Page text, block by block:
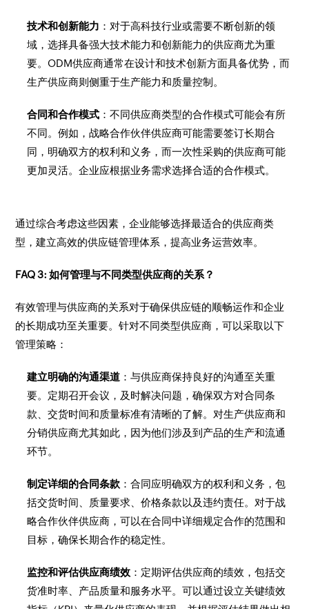
技术和创新能力 ：对于高科技行业或需要不断创新的领
域，选择具备强大技术能力和创新能力的供应商尤为重
要。ODM供应商通常在设计和技术创新方面具备优势，而
生产供应商则侧重于生产能力和质量控制。
合同和合作模式 ：不同供应商类型的合作模式可能会有所
不同。例如，战略合作伙伴供应商可能需要签订长期合
同，明确双方的权利和义务，而一次性采购的供应商可能
更加灵活。企业应根据业务需求选择合适的合作模式。
通过综合考虑这些因素，企业能够选择最适合的供应商类
型，建立高效的供应链管理体系，提高业务运营效率。
FAQ 3: 如何管理与不同类型供应商的关系？
有效管理与供应商的关系对于确保供应链的顺畅运作和企业
的长期成功至关重要。针对不同类型供应商，可以采取以下
管理策略：
建立明确的沟通渠道 ：与供应商保持良好的沟通至关重
要。定期召开会议，及时解决问题，确保双方对合同条
款、交货时间和质量标准有清晰的了解。对生产供应商和
分销供应商尤其如此，因为他们涉及到产品的生产和流通
环节。
制定详细的合同条款 ：合同应明确双方的权利和义务，包
括交货时间、质量要求、价格条款以及违约责任。对于战
略合作伙伴供应商，可以在合同中详细规定合作的范围和
目标，确保长期合作的稳定性。
监控和评估供应商绩效 ：定期评估供应商的绩效，包括交
货准时率、产品质量和服务水平。可以通过设立关键绩效